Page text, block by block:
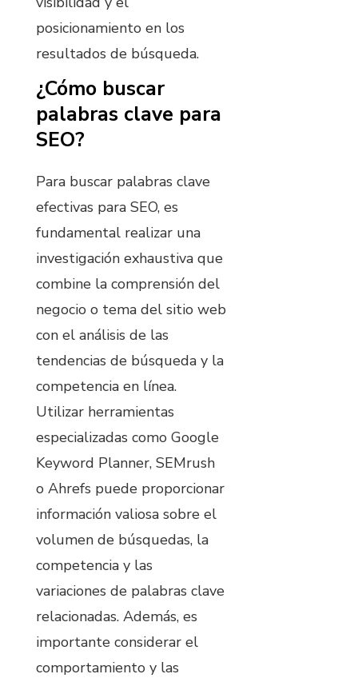
posicionamiento en los
resultados de búsqueda.
¿Cómo buscar
palabras clave para
SEO?
Para buscar palabras clave
efectivas para SEO, es
fundamental realizar una
investigación exhaustiva que
combine la comprensión del
negocio o tema del sitio web
con el análisis de las
tendencias de búsqueda y la
competencia en línea.
Utilizar herramientas
especializadas como Google
Keyword Planner, SEMrush
o Ahrefs puede proporcionar
información valiosa sobre el
volumen de búsquedas, la
competencia y las
variaciones de palabras clave
relacionadas. Además, es
importante considerar el
comportamiento y las